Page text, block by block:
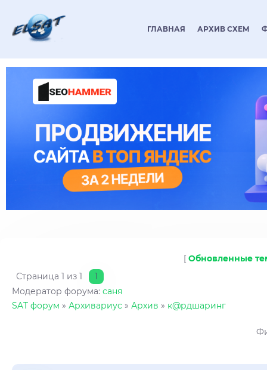
ГЛАВНАЯ АРХИВ СХЕМ
[ Обновленные
Страница 1 из 1
1
Модератор форума: саня
SAT форум » Архивариус » Архив » к@рдшаринг